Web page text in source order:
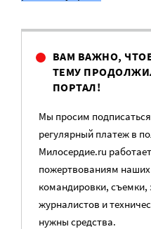
ВАМ ВАЖНО,
ТЕМУ
ПОРТАЛ!
Мы просим
регулярный платеж в
Милосердие.ru
пожертвованиям
командировки, съемки,
журналистов и
нужны средства.